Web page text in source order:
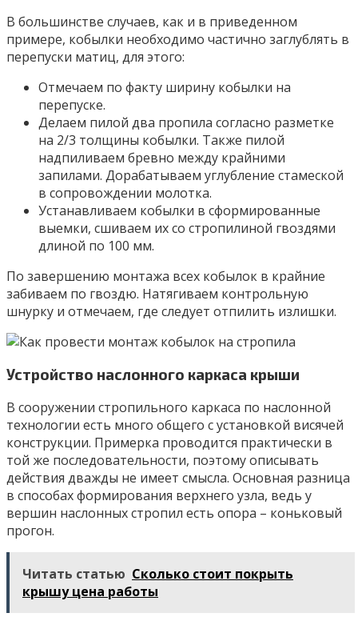
В большинстве случаев, как и в приведенном
примере, кобылки необходимо частично заглублять в
перепуски матиц, для этого:
Отмечаем по факту ширину кобылки на
перепуске.
Делаем пилой два пропила согласно разметке
на 2/3 толщины кобылки. Также пилой
надпиливаем бревно между крайними
запилами. Дорабатываем углубление стамеской
в сопровождении молотка.
Устанавливаем кобылки в сформированные
выемки, сшиваем их со стропилиной гвоздями
длиной по 100 мм.
По завершению монтажа всех кобылок в крайние
забиваем по гвоздю. Натягиваем контрольную
шнурку и отмечаем, где следует отпилить излишки.
Устройство наслонного каркаса крыши
В сооружении стропильного каркаса по наслонной
технологии есть много общего с установкой висячей
конструкции. Примерка проводится практически в
той же последовательности, поэтому описывать
действия дважды не имеет смысла. Основная разница
в способах формирования верхнего узла, ведь у
вершин наслонных стропил есть опора – коньковый
прогон.
Читать статью Сколько стоит покрыть
крышу цена работы